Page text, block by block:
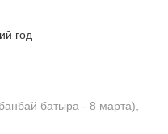
год
батыра - 8 марта),